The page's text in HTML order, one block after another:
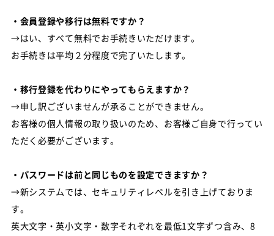
・会員登録や移行は無料ですか？
→はい、すべて無料でお手続きいただけます。
お手続きは平均２分程度で完了いたします。
・移行登録を代わりにやってもらえますか？
→申し訳ございませんが承ることができません。
お客様の個人情報の取り扱いのため、お客様ご自身で行ってい
ただく必要がございます。
・パスワードは前と同じものを設定できますか？
→新システムでは、セキュリティレベルを引き上げておりま
す。
英大文字・英小文字・数字それぞれを最低1文字ずつ含み、8